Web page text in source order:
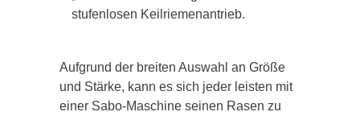
stufenlosen Keilriemenantrieb.
Aufgrund der breiten Auswahl an Größe
und Stärke, kann es sich jeder leisten mit
einer Sabo-Maschine seinen Rasen zu